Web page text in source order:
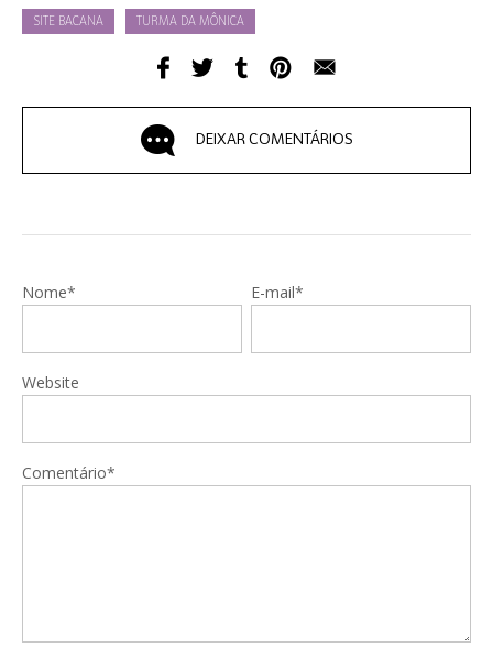
SITE BACANA TURMA DA MÔNICA
DEIXAR COMENTÁRIOS
Nome* E-mail*
Website
Comentário*